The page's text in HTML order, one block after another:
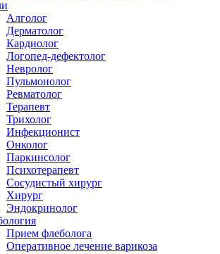
Алголог
Дерматолог
Кардиолог
Логопед-дефектолог
Невролог
Пульмонолог
Ревматолог
Терапевт
Трихолог
Инфекционист
Онколог
Паркинсолог
Психотерапевт
Сосудистый хирург
Хирург
Эндокринолог
Прием флеболога
Оперативное лечение варикоза